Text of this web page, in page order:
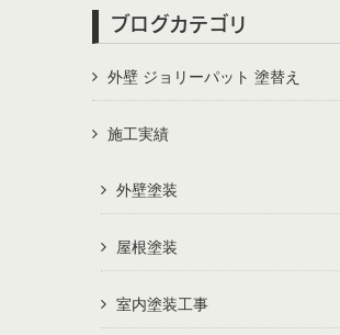
ブログカテゴリ
外壁 ジョリーパット 塗替え
施工実績
外壁塗装
屋根塗装
室内塗装工事